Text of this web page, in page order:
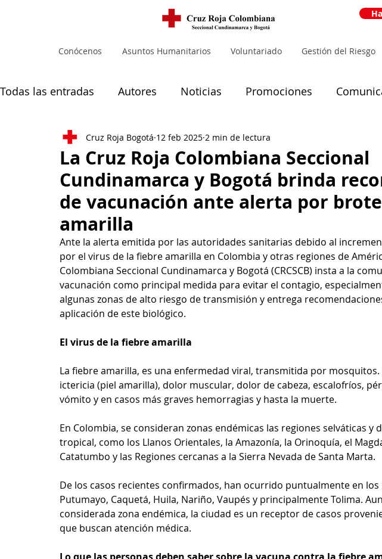
Conócenos Asuntos Humanitarios Voluntariado Gestión del Riesgo
Todas las entradas Autores Noticias Promociones
Noticias principales Muejres
La Cruz Roja Colombiana Seccional
Cundinamarca y Bogotá brinda
de vacunación ante alerta por
amarilla
Cruz Roja Bogotá 12 feb 2025 2 min de lectura
Ante la alerta emitida por las autoridades sanitarias debido al
por el virus de la fiebre amarilla en Colombia y otras regiones de
Colombiana Seccional Cundinamarca y Bogotá (CRCSCB) insta a la
vacunación como principal medida para evitar el contagio,
algunas zonas de alto riesgo de transmisión y entrega
aplicación de este biológico.
El virus de la fiebre amarilla
La fiebre amarilla, es una enfermedad viral, transmitida por
ictericia (piel amarilla), dolor muscular, dolor de cabeza, escalofríos,
vómito y en casos más graves hemorragias y hasta la muerte.
En Colombia, se consideran zonas endémicas las regiones selváticas y
tropical, como los Llanos Orientales, la Amazonía, la Orinoquía, el
Catatumbo y las Regiones cercanas a la Sierra Nevada de Santa Marta.
De los casos recientes confirmados, han ocurrido puntualmente en
Putumayo, Caquetá, Huila, Nariño, Vaupés y principalmente Tolima.
considerada zona endémica, la ciudad es un receptor de casos
que buscan atención médica.